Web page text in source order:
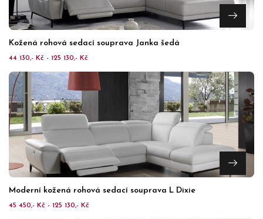
Kožená rohová sedací souprava Janka šedá
44 130,- Kč - 125 130,- Kč
Moderní kožená rohová sedací souprava L Dixie
45 450,- Kč - 125 130,- Kč